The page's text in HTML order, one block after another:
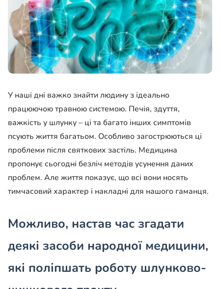
У наші дні важко знайти людину з ідеально
працюючою травною системою. Печія, здуття,
важкість у шлунку – ці та багато інших симптомів
псують життя багатьом. Особливо загострюються ці
проблеми після святкових застіль. Медицина
пропонує сьогодні безліч методів усунення даних
проблем. Але життя показує, що всі вони носять
тимчасовий характер і накладні для нашого гаманця.
Можливо, настав час згадати
деякі засоби народної медицини,
які поліпшать роботу шлунково-